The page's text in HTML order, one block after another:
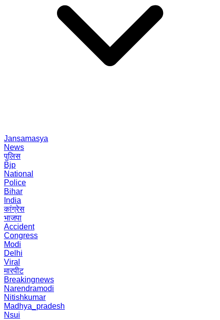
Jansamasya
News
पुलिस
Bjp
National
Police
Bihar
India
कांग्रेस
भाजपा
Accident
Congress
Modi
Delhi
Viral
मारपीट
Breakingnews
Narendramodi
Nitishkumar
Madhya_pradesh
Nsui